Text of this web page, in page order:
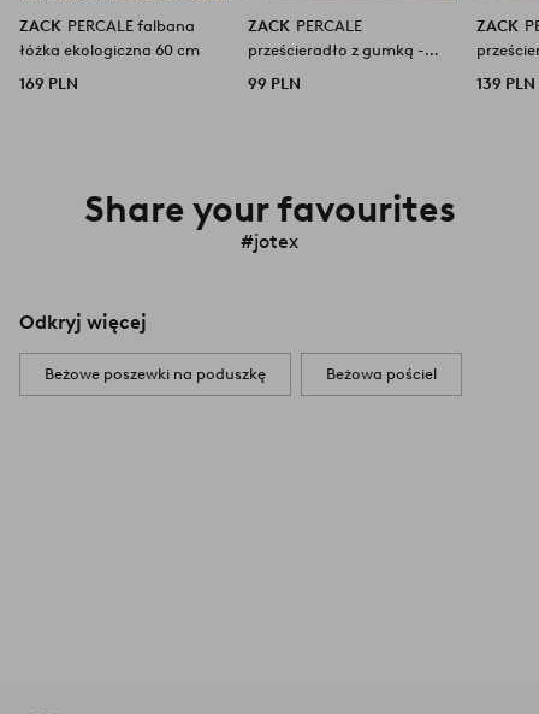
ZACK PERCALE falbana
łóżka ekologiczna 60 cm
169 PLN
ZACK PERCALE
prześcieradło z gumką -
99 PLN
ZACK
139 PLN
Share your favourites
#jotex
Odkryj więcej
Beżowe poszewki na poduszkę Beżowa pościel